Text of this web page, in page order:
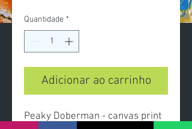
Quantidade *
Adicionar ao carrinho
Peaky Doberman - canvas print